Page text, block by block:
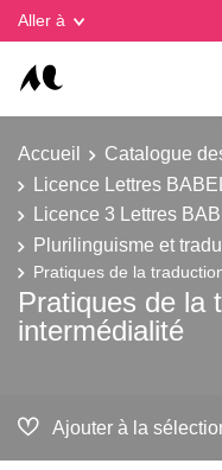
Aller à
Accueil Catalogue
Licence Lettres
Licence 3 Lettres
Plurilinguisme et
Pratiques de la
Pratiques de la
intermédialité
Ajouter à la
Gestion des cookies